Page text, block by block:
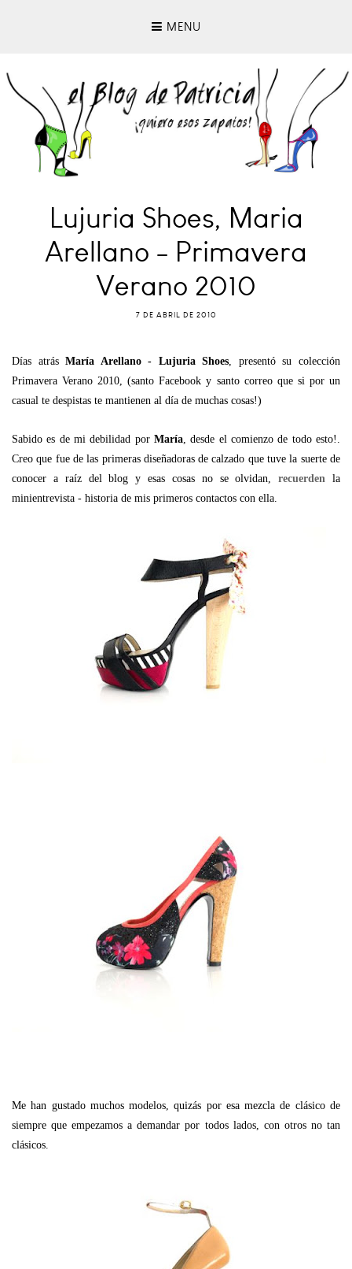
MENU
Lujuria Shoes, Maria
Arellano - Primavera
Verano 2010
7 DE ABRIL DE 2010
Días atrásMaría Arellano - Lujuria Shoes , presentó su colección
Primavera Verano 2010, (santo Facebook y santo correo que si por un
casual te despistas te mantienen al día de muchas cosas!)
Sabido es de mi debilidad por María , desde el comienzo de todo esto!.
Creo que fue de las primeras diseñadoras de calzado que tuve la suerte de
conocer a raíz del blog y esas cosas no se olvidan,recuerden la
minientrevista - historia de mis primeros contactos con ella.
Me han gustado muchos modelos, quizás por esa mezcla de clásico de
siempre que empezamos a demandar por todos lados, con otros no tan
clásicos.